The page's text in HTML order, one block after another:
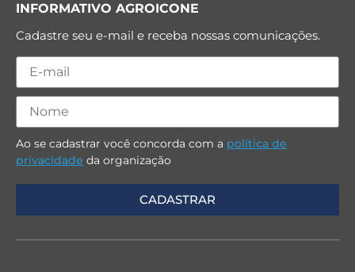
INFORMATIVO AGROICONE
Cadastre seu e-mail e receba nossas comunicações.
Ao se cadastrar você concorda com a política de
privacidade da organização